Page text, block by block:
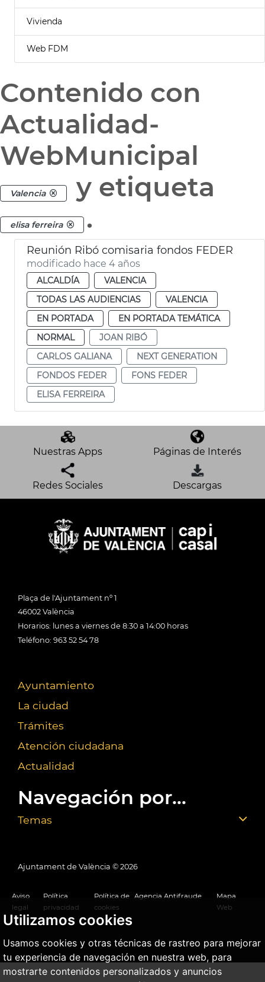
Utilizamos cookies
Usamos cookies y otras técnicas de rastreo para mejorar
tu experiencia de navegación en nuestra web, para
mostrarte contenidos personalizados y anuncios
Vivienda
Web FDM
Contenido con
Actualidad-
WebMunicipal
Valencia y etiqueta
elisa ferreira .
Reunión Ribó comisaria fondos FEDER
modificado hace 4 años
ALCALDÍA
VALENCIA
TODAS LAS AUDIENCIAS
VALENCIA
EN PORTADA
EN PORTADA TEMÁTICA
NORMAL
JOAN RIBÓ
CARLOS GALIANA
NEXT GENERATION
FONDOS FEDER
FONS FEDER
ELISA FERREIRA
Nuestras Apps Páginas de Interés
Redes Sociales Descargas
Plaça de l'Ajuntament nº 1
46002 València
Horarios: lunes a viernes de 8:30 a 14:00 horas
Teléfono: 963 52 54 78
Ayuntamiento
La ciudad
Trámites
Atención ciudadana
Actualidad
Navegación por...
Temas
Ajuntament de València © 2026
Aviso
legal
Política
privacidad
Política de
cookies
Agencia Antifraude
Mapa
Web